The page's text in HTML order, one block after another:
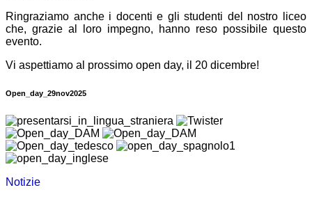
Ringraziamo anche i docenti e gli studenti del nostro liceo
che, grazie al loro impegno, hanno reso possibile questo
evento.
Vi aspettiamo al prossimo open day, il 20 dicembre!
Open_day_29nov2025
Notizie